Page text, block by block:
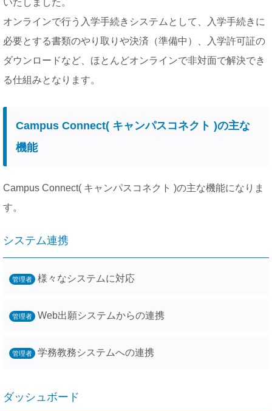
オンラインで行う入学手続きシステムとして、入学手続きに
必要とする書類のやり取りや決済（準備中）、入学許可証の
ダウンロードなど、ほとんどオンラインで非対面で解決でき
る仕組みとなります。
Campus Connect( キャンパスコネクト )の主な
機能
Campus Connect( キャンパスコネクト )の主な機能になりま
す。
システム連携
管理者 様々なシステムに対応
管理者 Web出願システムからの連携
管理者 学務教務システムへの連携
ダッシュボード